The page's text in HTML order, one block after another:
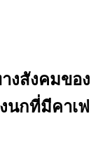
งสังคมของ
นกที่มีคาเฟ